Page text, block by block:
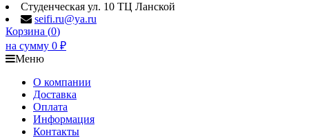
Студенческая ул. 10 ТЦ Ланской
seifi.ru@ya.ru
Корзина (0)
на сумму 0 ₽
Меню
О компании
Доставка
Оплата
Информация
Контакты